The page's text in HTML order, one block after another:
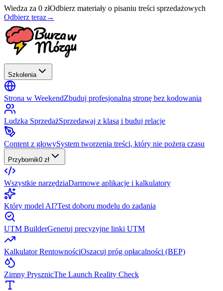
Wiedza za 0 złOdbierz materiały o pisaniu treści sprzedażowych
Odbierz teraz→
Szkolenia
Strona w WeekendZbuduj profesjonalną stronę bez kodowania
Ludzka SprzedażSprzedawaj z klasą i buduj relacje
Content z głowySystem tworzenia treści, który nie pożera czasu
Przybornik0 zł
Wszystkie narzędziaDarmowe aplikacje i kalkulatory
Który model AI?Test doboru modelu do zadania
UTM BuilderGeneruj precyzyjne linki UTM
Kalkulator RentownościOszacuj próg opłacalności (BEP)
Zimny PrysznicThe Launch Reality Check